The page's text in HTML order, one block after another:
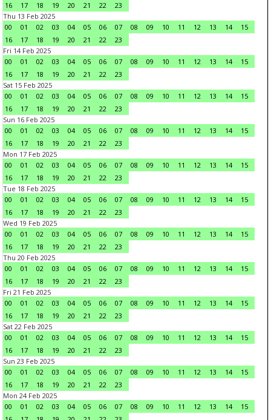
16
17 18 19 20 21 22
23
Thu 13 Feb 2025
00
01 02 03 04 05 06 07 08 09 10 11 12 13 14
15
16
17 18 19 20 21 22
23
Fri 14 Feb 2025
00
01 02 03 04 05 06 07 08 09 10 11 12 13 14
15
16
17 18 19 20 21 22
23
Sat 15 Feb 2025
00
01 02 03 04 05 06 07 08 09 10 11 12 13 14
15
16
17 18 19 20 21 22
23
Sun 16 Feb 2025
00
01 02 03 04 05 06 07 08 09 10 11 12 13 14
15
16
17 18 19 20 21 22
23
Mon 17 Feb 2025
00
01 02 03 04 05 06 07 08 09 10 11 12 13 14
15
16
17 18 19 20 21 22
23
Tue 18 Feb 2025
00
01 02 03 04 05 06 07 08 09 10 11 12 13 14
15
16
17 18 19 20 21 22
23
Wed 19 Feb 2025
00
01 02 03 04 05 06 07 08 09 10 11 12 13 14
15
16
17 18 19 20 21 22
23
Thu 20 Feb 2025
00
01 02 03 04 05 06 07 08 09 10 11 12 13 14
15
16
17 18 19 20 21 22
23
Fri 21 Feb 2025
00
01 02 03 04 05 06 07 08 09 10 11 12 13 14
15
16
17 18 19 20 21 22
23
Sat 22 Feb 2025
00
01 02 03 04 05 06 07 08 09 10 11 12 13 14
15
16
17 18 19 20 21 22
23
Sun 23 Feb 2025
00
01 02 03 04 05 06 07 08 09 10 11 12 13 14
15
16
17 18 19 20 21 22
23
Mon 24 Feb 2025
00
01 02 03 04 05 06 07 08 09 10 11 12 13 14
15